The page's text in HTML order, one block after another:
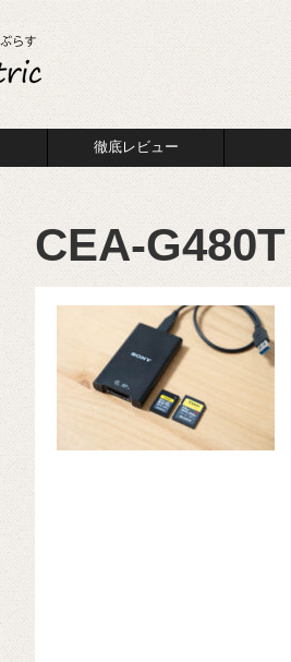
徹底レビュー
CEA-G480T